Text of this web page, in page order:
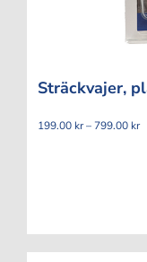
Sträckvajer,
199.00 kr– 799.00 kr